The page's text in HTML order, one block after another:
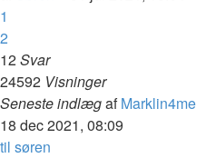
1
2
12Svar
24592 Visninger
Seneste indlægafMarklin4me
18 dec 2021, 08:09
til søren